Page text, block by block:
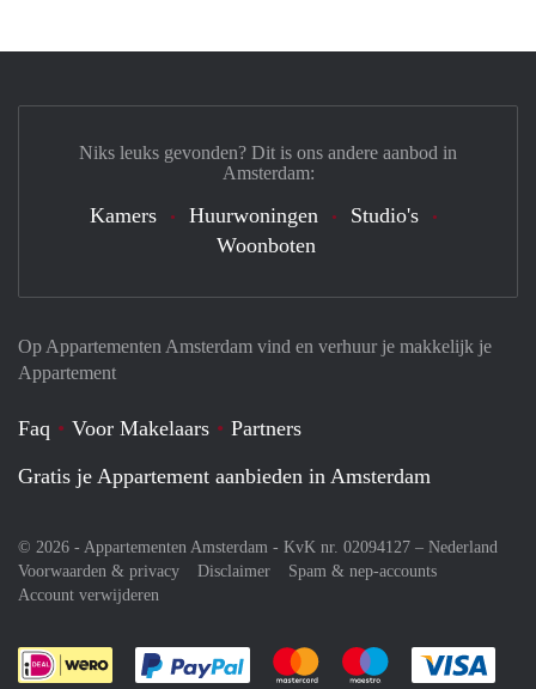
Op Appartementen Amsterdam vind en verhuur je makkelijk je
Appartement
Faq Voor Makelaars
Partners
Gratis je Appartement aanbieden in Amsterdam
© 2026 - Appartementen Amsterdam - KvK nr. 02094127 – Nederland
Voorwaarden & privacy
Disclaimer
Spam & nep-accounts
Account verwijderen
Je rekent gemakkelijk af met Paypal
Je rekent gemakkelijk af met
Je rekent
Niks leuks gevonden? Dit is ons andere aanbod in
Amsterdam:
Kamers Huurwoningen
Studio's
Woonboten